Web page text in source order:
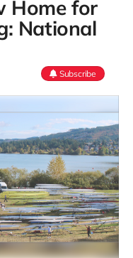
has already provided
and will match
matching
Home for
National
Subscribe